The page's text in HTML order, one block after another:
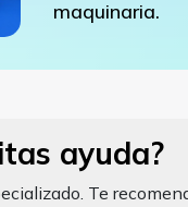
maquinaria.
ayuda?
Te